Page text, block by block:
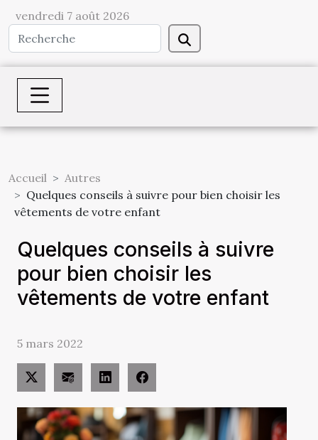
vendredi 7 août 2026
Accueil
Autres
Quelques conseils à suivre pour bien choisir les
vêtements de votre enfant
Quelques conseils à suivre
pour bien choisir les
vêtements de votre enfant
5 mars 2022